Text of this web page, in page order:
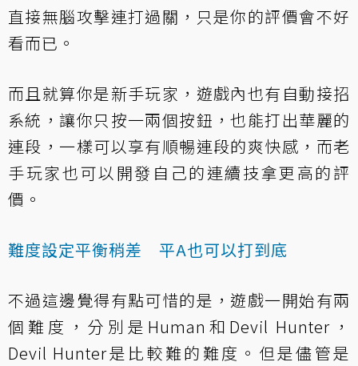
直接無腦攻擊連打過關，只是你的評價會不好
看而已。
而且就算你是新手玩家，遊戲內也有自動接招
系統，讓你只按一兩個按鈕，也能打出華麗的
連段，一樣可以享有順暢連段的爽快感，而老
手玩家也可以開發自己的連續技拿更高的評
價。
難度設定平衡稍差 平A也可以打到底
不過這邊覺得有點可惜的是，遊戲一開始有兩
個難度，分別是Human和Devil Hunter，
Devil Hunter是比較難的難度。但是儘管是